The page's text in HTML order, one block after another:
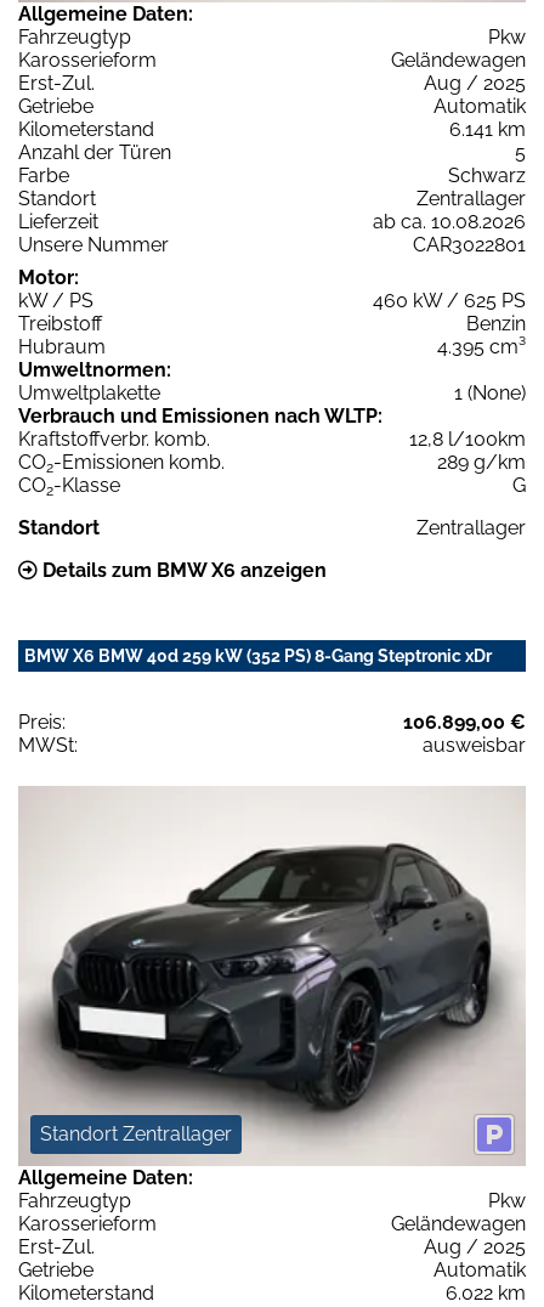
Allgemeine Daten:
Fahrzeugtyp
Pkw
Karosserieform
Geländewagen
Erst-Zul.
Aug / 2025
Getriebe
Automatik
Kilometerstand
6.141 km
Anzahl der Türen
5
Farbe
Schwarz
Standort
Zentrallager
Lieferzeit
ab ca. 10.08.2026
Unsere Nummer
CAR3022801
Motor:
kW / PS
460 kW / 625 PS
Treibstoff
Benzin
Hubraum
4.395 cm³
Umweltnormen:
Umweltplakette
1 (None)
Verbrauch und Emissionen nach WLTP:
Kraftstoffverbr. komb.
12,8 l/100km
CO2-Emissionen komb.
289 g/km
CO2-Klasse
G
Standort
Zentrallager
Details zum BMW X6 anzeigen
BMW X6 BMW 40d 259 kW (352 PS) 8-Gang Steptronic xDr
Preis:
106.899,00 €
MWSt:
ausweisbar
Standort Zentrallager
Allgemeine Daten:
Fahrzeugtyp
Pkw
Karosserieform
Geländewagen
Erst-Zul.
Aug / 2025
Getriebe
Automatik
Kilometerstand
6.022 km